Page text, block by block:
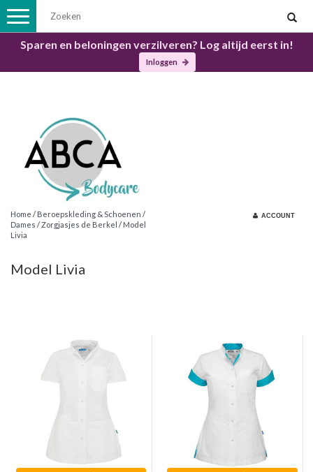
Sparen en beloningen verzilveren? Log altijd eerst in!
Inloggen
Toggle
navigation
Home / Beroepskleding & Schoenen /
Dames /Zorgjasjes de Berkel / Model
Livia
ACCOUNT
Model Livia